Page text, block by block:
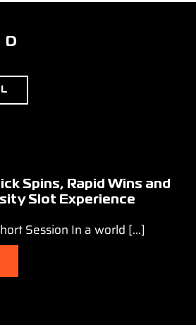
Spins, Rapid Wins and
Slot Experience
Session In a world [...]